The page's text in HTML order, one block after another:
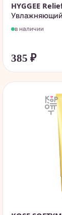
HYGGEE
в наличии
385 ₽